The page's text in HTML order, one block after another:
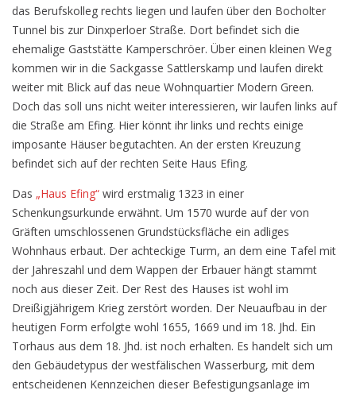
das Berufskolleg rechts liegen und laufen über den Bocholter
Tunnel bis zur Dinxperloer Straße. Dort befindet sich die
ehemalige Gaststätte Kamperschröer. Über einen kleinen Weg
kommen wir in die Sackgasse Sattlerskamp und laufen direkt
weiter mit Blick auf das neue Wohnquartier Modern Green.
Doch das soll uns nicht weiter interessieren, wir laufen links auf
die Straße am Efing. Hier könnt ihr links und rechts einige
imposante Häuser begutachten. An der ersten Kreuzung
befindet sich auf der rechten Seite Haus Efing.
Das „Haus Efing“ wird erstmalig 1323 in einer
Schenkungsurkunde erwähnt. Um 1570 wurde auf der von
Gräften umschlossenen Grundstücksfläche ein adliges
Wohnhaus erbaut. Der achteckige Turm, an dem eine Tafel mit
der Jahreszahl und dem Wappen der Erbauer hängt stammt
noch aus dieser Zeit. Der Rest des Hauses ist wohl im
Dreißigjährigem Krieg zerstört worden. Der Neuaufbau in der
heutigen Form erfolgte wohl 1655, 1669 und im 18. Jhd. Ein
Torhaus aus dem 18. Jhd. ist noch erhalten. Es handelt sich um
den Gebäudetypus der westfälischen Wasserburg, mit dem
entscheidenen Kennzeichen dieser Befestigungsanlage im